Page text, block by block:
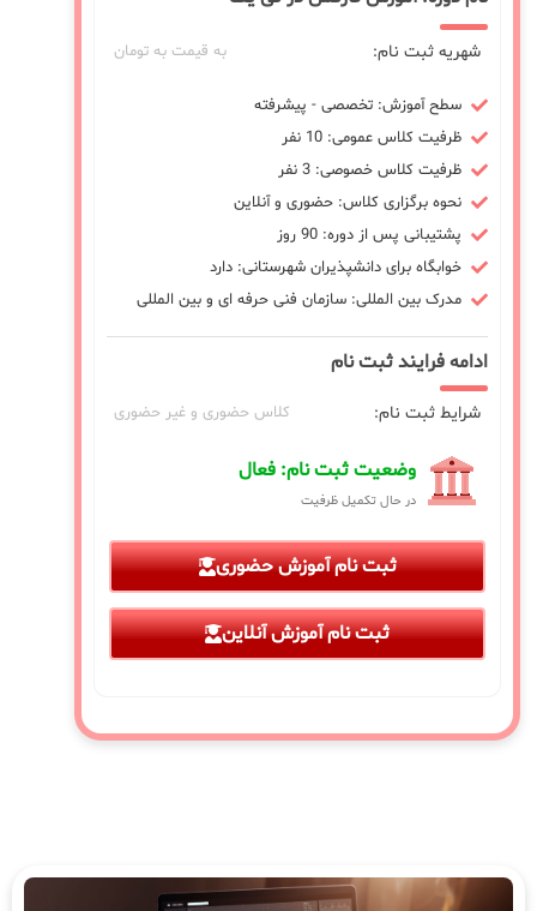
شهریه ثبت نام: به قیمت به تومان
سطح آموزش: تخصصی - پیشرفته
ظرفیت کلاس عمومی: 10 نفر
ظرفیت کلاس خصوصی: 3 نفر
نحوه برگزاری کلاس: حضوری و آنلاین
پشتیبانی پس از دوره: 90 روز
خوابگاه برای دانشپذیران شهرستانی: دارد
مدرک بین المللی: سازمان فنی حرفه ای و بین المللی
ادامه فرایند ثبت نام
شرایط ثبت نام: کلاس حضوری و غیر حضوری
وضعیت ثبت نام: فعال
در حال تکمیل ظرفیت
ثبت نام آموزش حضوری
ثبت نام آموزش آنلاین